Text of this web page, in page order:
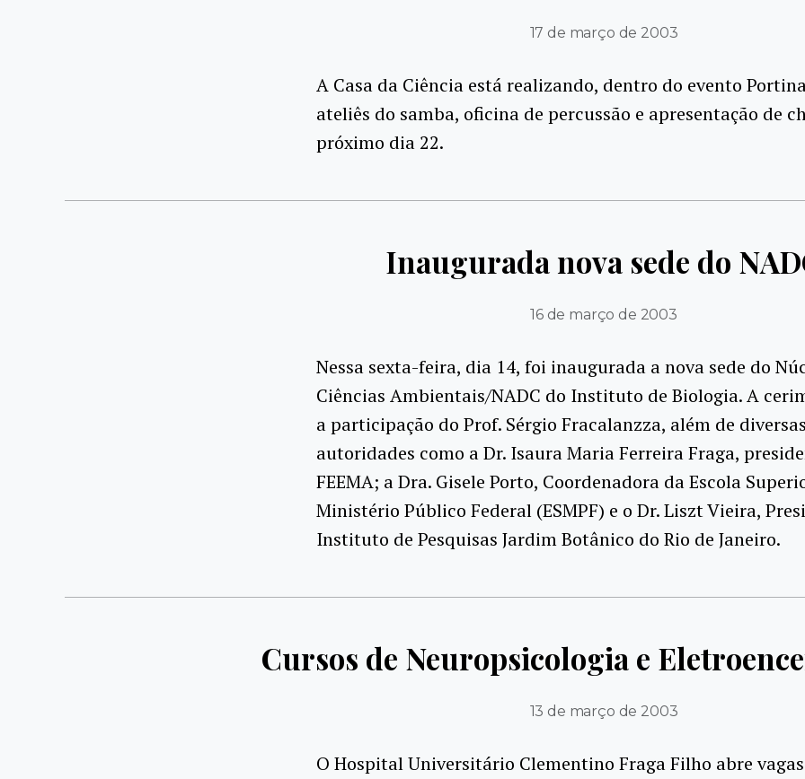
17 de março de 2003
A Casa da Ciência está realizando, dentro do evento
ateliês do samba, oficina de percussão e apresentação de
próximo dia 22.
Inaugurada nova sede do
16 de março de 2003
Nessa sexta-feira, dia 14, foi inaugurada a nova sede do
Ciências Ambientais/NADC do Instituto de Biologia. A
a participação do Prof. Sérgio Fracalanzza, além de
autoridades como a Dr. Isaura Maria Ferreira Fraga,
FEEMA; a Dra. Gisele Porto, Coordenadora da Escola
Ministério Público Federal (ESMPF) e o Dr. Liszt Vieira,
Instituto de Pesquisas Jardim Botânico do Rio de Janeiro.
Cursos de Neuropsicologia e
13 de março de 2003
O Hospital Universitário Clementino Fraga Filho abre